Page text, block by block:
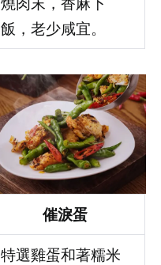
飯，老少咸宜。
催淚蛋
特選雞蛋和著糯米